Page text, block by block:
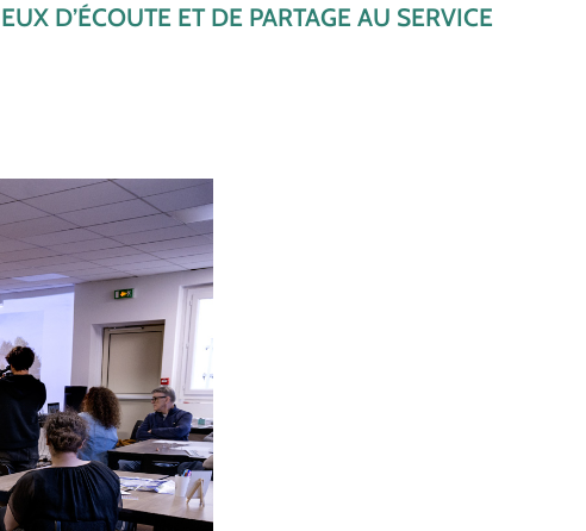
D’ÉCOUTE ET DE PARTAGE AU SERVICE